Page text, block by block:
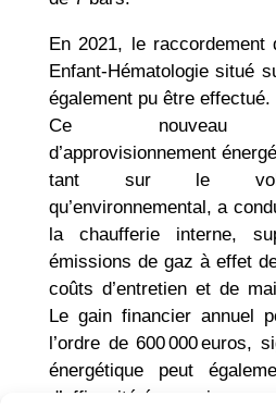
En 2021, le raccordement
Enfant-Hématologie situé
également pu être effectué.
Ce nouveau
d’approvisionnement
tant sur le volet
qu’environnemental, a
la chaufferie interne,
émissions de gaz à effet
coûts d’entretien et de
Le gain financier annuel
l’ordre de 600 000 euros,
énergétique peut
d’efficacité économique.